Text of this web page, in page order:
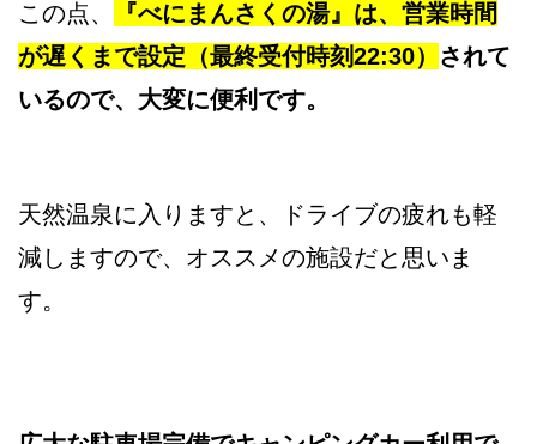
この点、
『べにまんさくの湯』は、営業時間
が遅くまで設定（最終受付時刻22:30） されて
いるので、大変に便利です。
天然温泉に入りますと、ドライブの疲れも軽
減しますので、オススメの施設だと思いま
す。